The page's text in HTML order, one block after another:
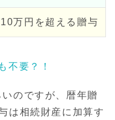
万円を超える贈与
不要？！
のですが、暦年贈
は相続財産に加算す